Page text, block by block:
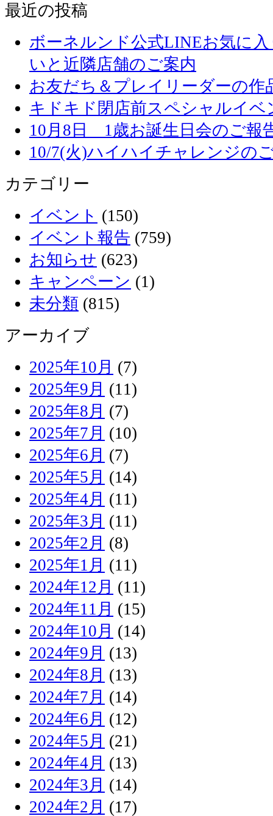
最近の投稿
ボーネルンド公式LINEお気に
いと近隣店舗のご案内
お友だち＆プレイリーダーの作
キドキド閉店前スペシャルイベ
10月8日 1歳お誕生日会のご報
10/7(火)ハイハイチャレンジの
カテゴリー
イベント (150)
イベント報告 (759)
お知らせ (623)
キャンペーン (1)
未分類 (815)
アーカイブ
2025年10月 (7)
2025年9月 (11)
2025年8月 (7)
2025年7月 (10)
2025年6月 (7)
2025年5月 (14)
2025年4月 (11)
2025年3月 (11)
2025年2月 (8)
2025年1月 (11)
2024年12月 (11)
2024年11月 (15)
2024年10月 (14)
2024年9月 (13)
2024年8月 (13)
2024年7月 (14)
2024年6月 (12)
2024年5月 (21)
2024年4月 (13)
2024年3月 (14)
2024年2月 (17)